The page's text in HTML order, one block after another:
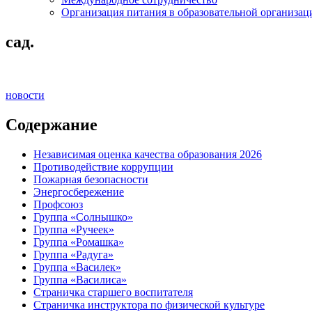
Организация питания в образовательной
сад.
новости
Содержание
Независимая оценка качества образования 2026
Противодействие коррупции
Пожарная безопасности
Энергосбережение
Профсоюз
Группа «Солнышко»
Группа «Ручеек»
Группа «Ромашка»
Группа «Радуга»
Группа «Василек»
Группа «Василиса»
Страничка старшего воспитателя
Страничка инструктора по физической культуре